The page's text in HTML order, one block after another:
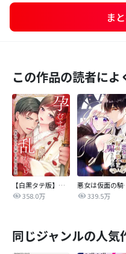
ま
この作品の読者に
【白黒タテ版】孕むまで乱れいけ～身代わり花嫁と軍服の猛愛
358.0万
悪女は
339.5万
同じジャンルの人気